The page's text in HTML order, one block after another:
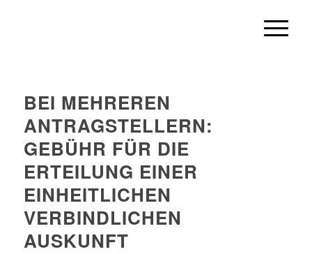
BEI MEHREREN
ANTRAGSTELLERN:
GEBÜHR FÜR DIE
ERTEILUNG EINER
EINHEITLICHEN
VERBINDLICHEN
AUSKUNFT